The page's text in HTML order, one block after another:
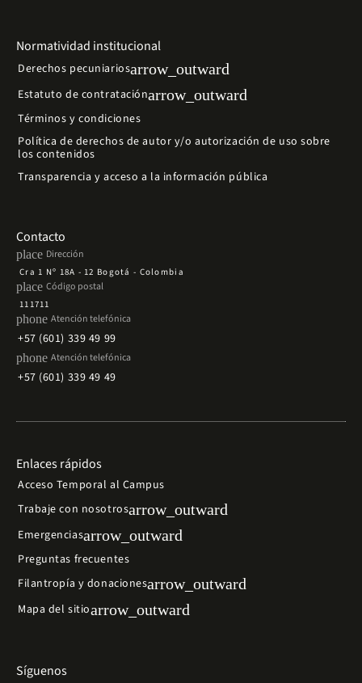
Normatividad institucional
Derechos pecuniariosarrow_outward
Estatuto de contrataciónarrow_outward
Términos y condiciones
Política de derechos de autor y/o autorización de uso sobre
los contenidos
Transparencia y acceso a la información pública
Contacto
place Dirección
Cra 1 Nº 18A - 12 Bogotá - Colombia
place Código postal
111711
phone Atención telefónica
+57 (601) 339 49 99
phone Atención telefónica
+57 (601) 339 49 49
Enlaces rápidos
Acceso Temporal al Campus
Trabaje con nosotrosarrow_outward
Emergenciasarrow_outward
Preguntas frecuentes
Filantropía y donacionesarrow_outward
Mapa del sitioarrow_outward
Síguenos